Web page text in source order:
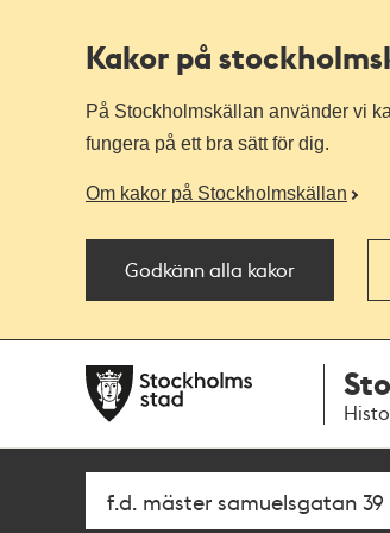
Kakor på
På Stockholmskällan använder vi
fungera på ett bra sätt för dig.
Om kakor på Stockholmskällan
Godkänn alla kakor
navigationen
huvudinnehållet
Sök